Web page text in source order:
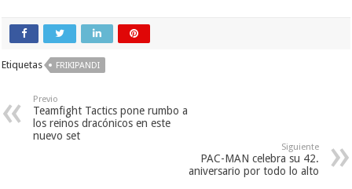
Etiquetas FRIKIPANDI
Previo
Teamfight Tactics pone rumbo a
los reinos dracónicos en este
nuevo set
Siguiente
PAC-MAN celebra su 42.
aniversario por todo lo alto